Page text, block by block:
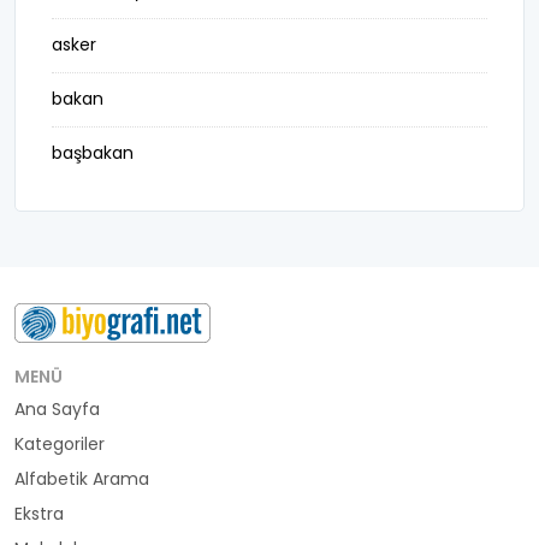
asker
bakan
başbakan
belediye başkanı
buluş
bürokrat
büyükelçi
cumhurbaşkanı
MENÜ
Ana Sayfa
Kategoriler
Alfabetik Arama
Ekstra